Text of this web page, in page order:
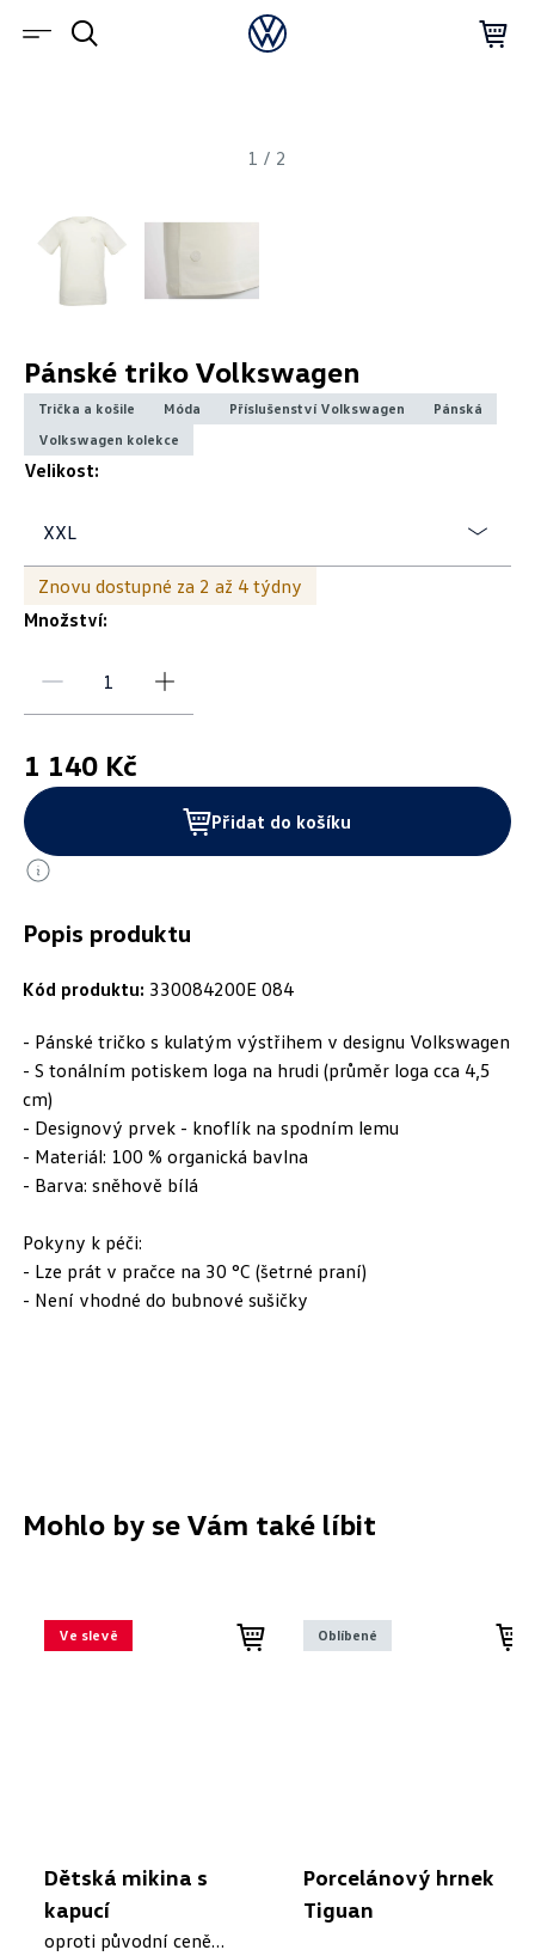
1 / 2
Popis produktu
Kód produktu: 330084200E 084
- Pánské tričko s kulatým výstřihem v designu Volkswagen
- S tonálním potiskem loga na hrudi (průměr loga cca 4,5
cm)
- Designový prvek - knoflík na spodním lemu
- Materiál: 100 % organická bavlna
- Barva: sněhově bílá
Pokyny k péči:
- Lze prát v pračce na 30 °C (šetrné praní)
- Není vhodné do bubnové sušičky
Pánské triko Volkswagen
Trička a košile Móda Příslušenství Volkswagen
Pánská
Volkswagen kolekce
Velikost:
XXL
Znovu dostupné za 2 až 4 týdny
Množství:
1 140 Kč
Přidat do košíku
Mohlo by se Vám také líbit
Ve slevě
Dětská mikina s
kapucí
oproti původní ceně
Oblíbené
Porcelánový hrnek
Tiguan